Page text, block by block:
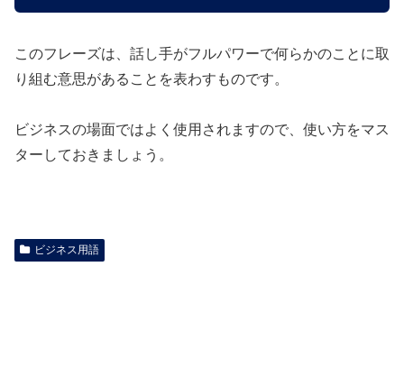
このフレーズは、話し手がフルパワーで何らかのことに取
り組む意思があることを表わすものです。
ビジネスの場面ではよく使用されますので、使い方をマス
ターしておきましょう。
ビジネス用語